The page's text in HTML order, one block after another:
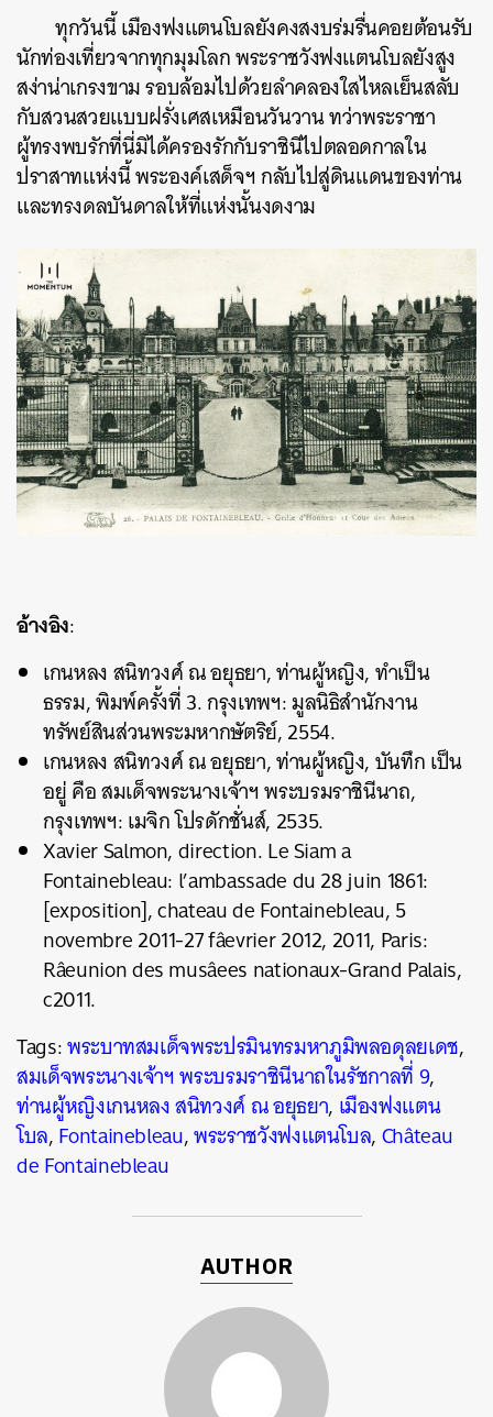
ทุกวันนี้ เมืองฟงแตนโบลยังคงสงบร่มรื่นคอยต้อนรับ
นักท่องเที่ยวจากทุกมุมโลก พระราชวังฟงแตนโบลยังสูง
สง่าน่าเกรงขาม รอบล้อมไปด้วยลำคลองใสไหลเย็นสลับ
กับสวนสวยแบบฝรั่งเศสเหมือนวันวาน ทว่าพระราชา
ผู้ทรงพบรักที่นี่มิได้ครองรักกับราชินีไปตลอดกาลใน
ปราสาทแห่งนี้ พระองค์เสด็จฯ กลับไปสู่ดินแดนของท่าน
และทรงดลบันดาลให้ที่แห่งนั้นงดงาม
อ้างอิง:
เกนหลง สนิทวงศ์ ณ อยุธยา, ท่านผู้หญิง, ทำเป็น
ธรรม, พิมพ์ครั้งที่ 3. กรุงเทพฯ: มูลนิธิสำนักงาน
ทรัพย์สินส่วนพระมหากษัตริย์, 2554.
เกนหลง สนิทวงศ์ ณ อยุธยา, ท่านผู้หญิง, บันทึก เป็น
อยู่ คือ สมเด็จพระนางเจ้าฯ พระบรมราชินีนาถ,
กรุงเทพฯ: เมจิก โปรดักชั่นส์, 2535.
Xavier Salmon, direction. Le Siam a
Fontainebleau: l’ambassade du 28 juin 1861:
[exposition], chateau de Fontainebleau, 5
novembre 2011-27 fâevrier 2012, 2011, Paris:
Râeunion des musâees nationaux-Grand Palais,
c2011.
Tags:พระบาทสมเด็จพระปรมินทรมหาภูมิพลอดุลยเดช,
สมเด็จพระนางเจ้าฯ พระบรมราชินีนาถในรัชกาลที่ 9,
ท่านผู้หญิงเกนหลง สนิทวงศ์ ณ อยุธยา, เมืองฟงแตน
โบล,Fontainebleau,พระราชวังฟงแตนโบล,Château
de Fontainebleau
AUTHOR